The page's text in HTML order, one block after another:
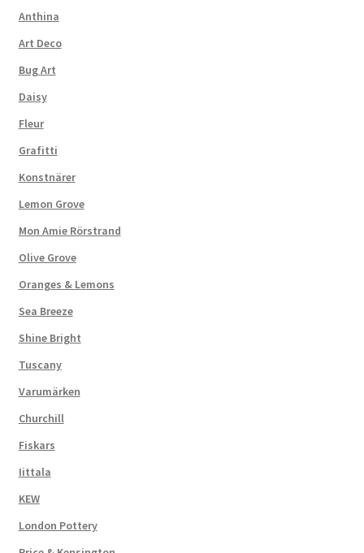
Anthina
Art Deco
Bug Art
Daisy
Fleur
Grafitti
Konstnärer
Lemon Grove
Mon Amie Rörstrand
Olive Grove
Oranges & Lemons
Sea Breeze
Shine Bright
Tuscany
Varumärken
Churchill
Fiskars
Iittala
KEW
London Pottery